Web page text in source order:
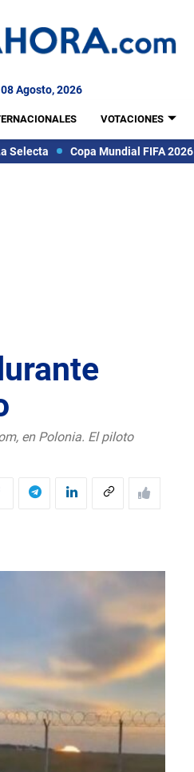
Agosto, 2026
VOTACIONES
Selecta Copa Mundial FIFA 2026
en Polonia. El piloto